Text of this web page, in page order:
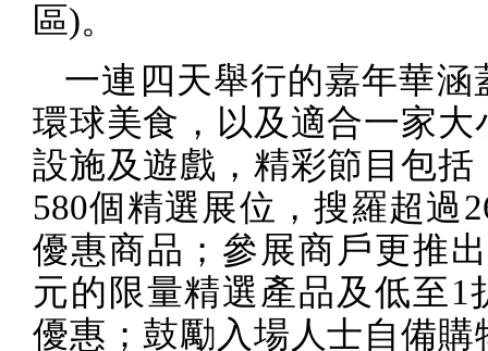
區)。
一連四天舉行的嘉年華涵
環球美食，以及適合一家大
設施及遊戲，精彩節目包括
580個精選展位，搜羅超過
優惠商品；參展商戶更推
元的限量精選產品及低至1
優惠；鼓勵入場人士自備購